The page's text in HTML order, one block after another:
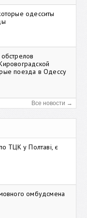
одесситы
поезда в Одессу
Все новости →
ТЦК у Полтаві, є
омбудсмена